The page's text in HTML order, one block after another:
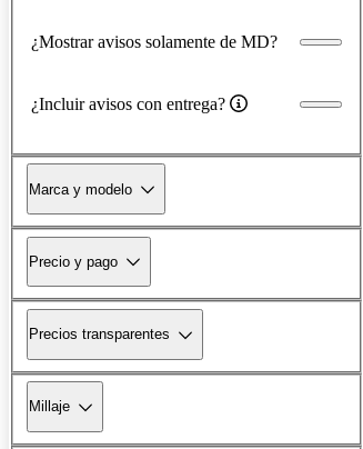
¿Mostrar avisos solamente de MD?
¿Incluir avisos con entrega?
Marca y modelo
Precio y pago
Precios transparentes
Millaje